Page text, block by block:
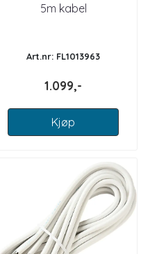
5m kabel
Art.nr: FL1013963
1.099,-
Kjøp